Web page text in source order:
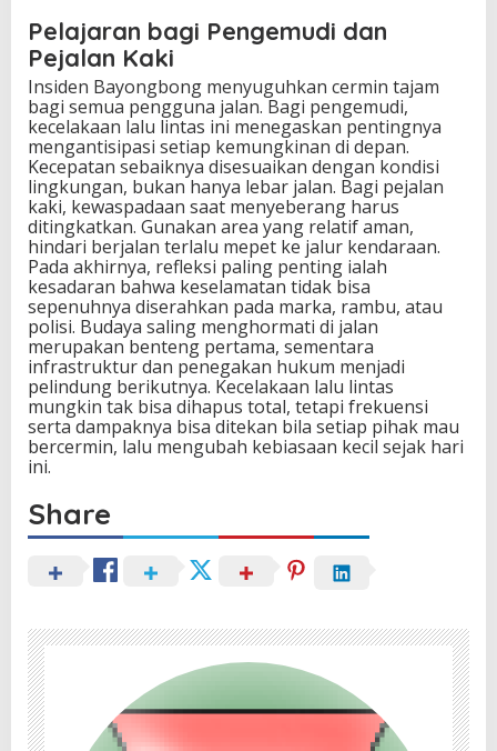
Pelajaran bagi Pengemudi dan
Pejalan Kaki
Insiden Bayongbong menyuguhkan cermin tajam
bagi semua pengguna jalan. Bagi pengemudi,
kecelakaan lalu lintas ini menegaskan pentingnya
mengantisipasi setiap kemungkinan di depan.
Kecepatan sebaiknya disesuaikan dengan kondisi
lingkungan, bukan hanya lebar jalan. Bagi pejalan
kaki, kewaspadaan saat menyeberang harus
ditingkatkan. Gunakan area yang relatif aman,
hindari berjalan terlalu mepet ke jalur kendaraan.
Pada akhirnya, refleksi paling penting ialah
kesadaran bahwa keselamatan tidak bisa
sepenuhnya diserahkan pada marka, rambu, atau
polisi. Budaya saling menghormati di jalan
merupakan benteng pertama, sementara
infrastruktur dan penegakan hukum menjadi
pelindung berikutnya. Kecelakaan lalu lintas
mungkin tak bisa dihapus total, tetapi frekuensi
serta dampaknya bisa ditekan bila setiap pihak mau
bercermin, lalu mengubah kebiasaan kecil sejak hari
ini.
Share